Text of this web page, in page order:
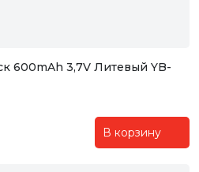
600mAh 3,7V Литевый YB-
В корзину